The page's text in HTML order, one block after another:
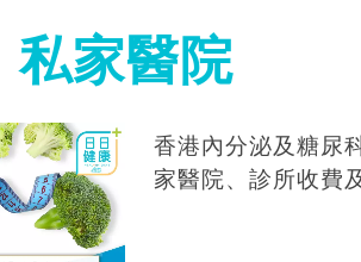
私家醫院
香港內分泌及糖尿
家醫院、診所收費